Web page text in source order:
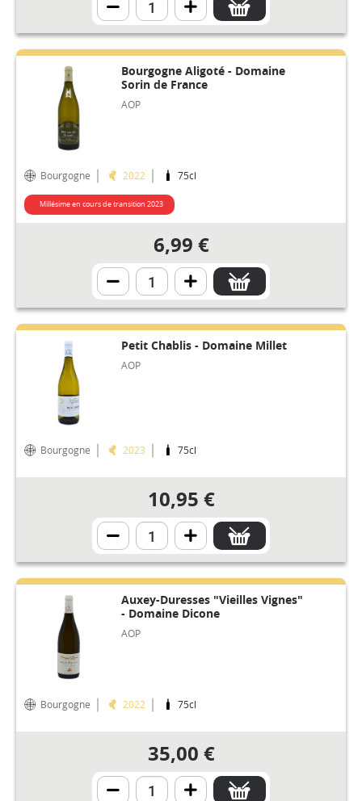
Bourgogne Aligoté - Domaine
Sorin de France
AOP
Bourgogne 2022 75cl
Millésime en cours de transition 2023
6,99 €
Petit Chablis - Domaine Millet
AOP
Bourgogne 2023 75cl
10,95 €
Auxey-Duresses "Vieilles Vignes"
- Domaine Dicone
AOP
Bourgogne 2022 75cl
35,00 €